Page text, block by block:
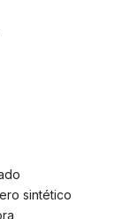
sintético